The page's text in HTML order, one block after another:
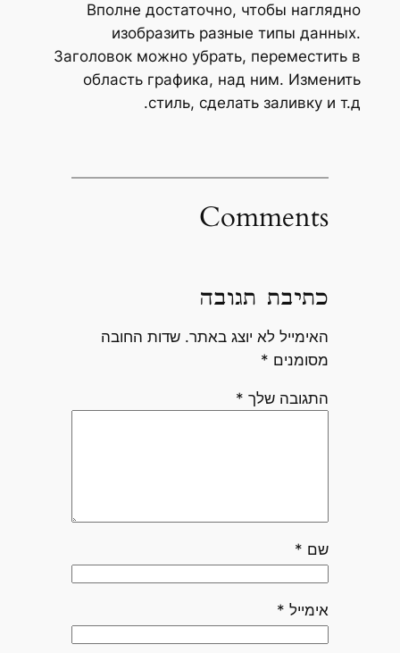
Вполне достаточно, чтобы наглядно
изобразить разные типы данных.
Заголовок можно убрать, переместить в
область графика, над ним. Изменить
стиль, сделать заливку и т.д.
Comments
כתיבת תגובה
האימייל לא יוצג באתר. שדות החובה
מסומנים *
התגובה שלך *
שם *
אימייל *